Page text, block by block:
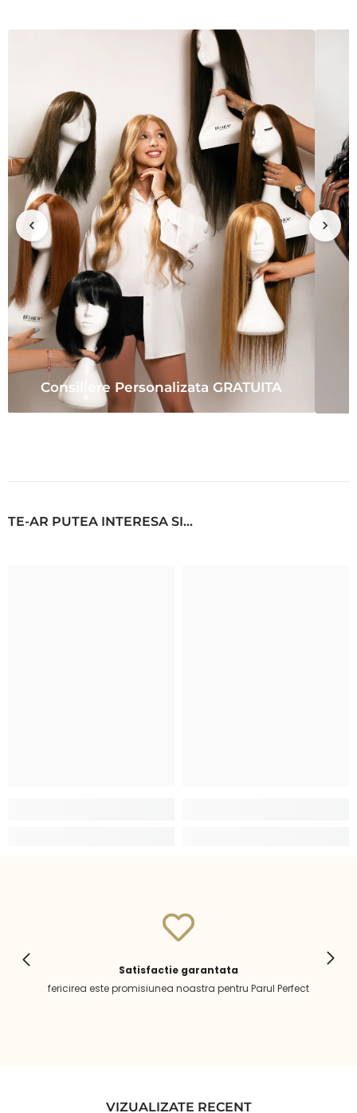
Consiliere Personalizata GRATUITA
TE-AR PUTEA INTERESA SI...
Satisfactie garantata
fericirea este promisiunea noastra pentru Parul Perfect
VIZUALIZATE RECENT